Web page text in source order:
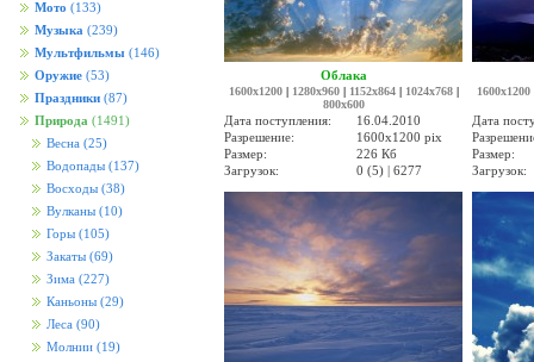
Мото (133)
Музыка (239)
Мультфильмы (146)
Оружие (53)
Праздники (87)
Природа (1491)
Весна (25)
Водопады (137)
Восходы (38)
Вулканы (10)
Горы (105)
Закаты (69)
Зима (227)
Каньоны (29)
Леса (90)
Молнии (19)
Облака
1600x1200| 1280x960| 1152x864| 1024x768|
800x600
Дата поступления:
16.04.2010
Разрешение:
1600x1200 pix
Размер:
226 Кб
Загрузок:
0 (5) | 6277
1600x1200
Дата
Размер:
Загрузок: